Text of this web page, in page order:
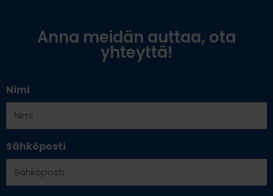
Anna meidän auttaa, ota
yhteyttä!
Nimi
Sähköposti